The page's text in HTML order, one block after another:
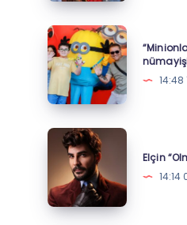
Festivalında
örnək
addım
–
Foto
“Minionlar
və
bədheybətlər”in
qapalı
nümayişi
keçirildi
14:48
Elçin
“Olmaz
olaydı”nı
təqdim
etdi
Elçin
14:14